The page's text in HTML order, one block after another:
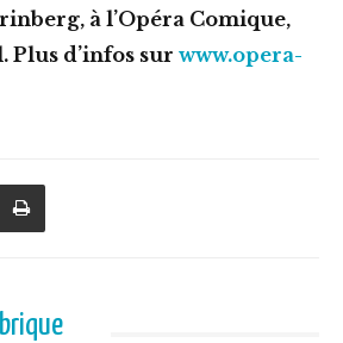
à l’Opéra Comique,
Plus d’infos sur www.opera-